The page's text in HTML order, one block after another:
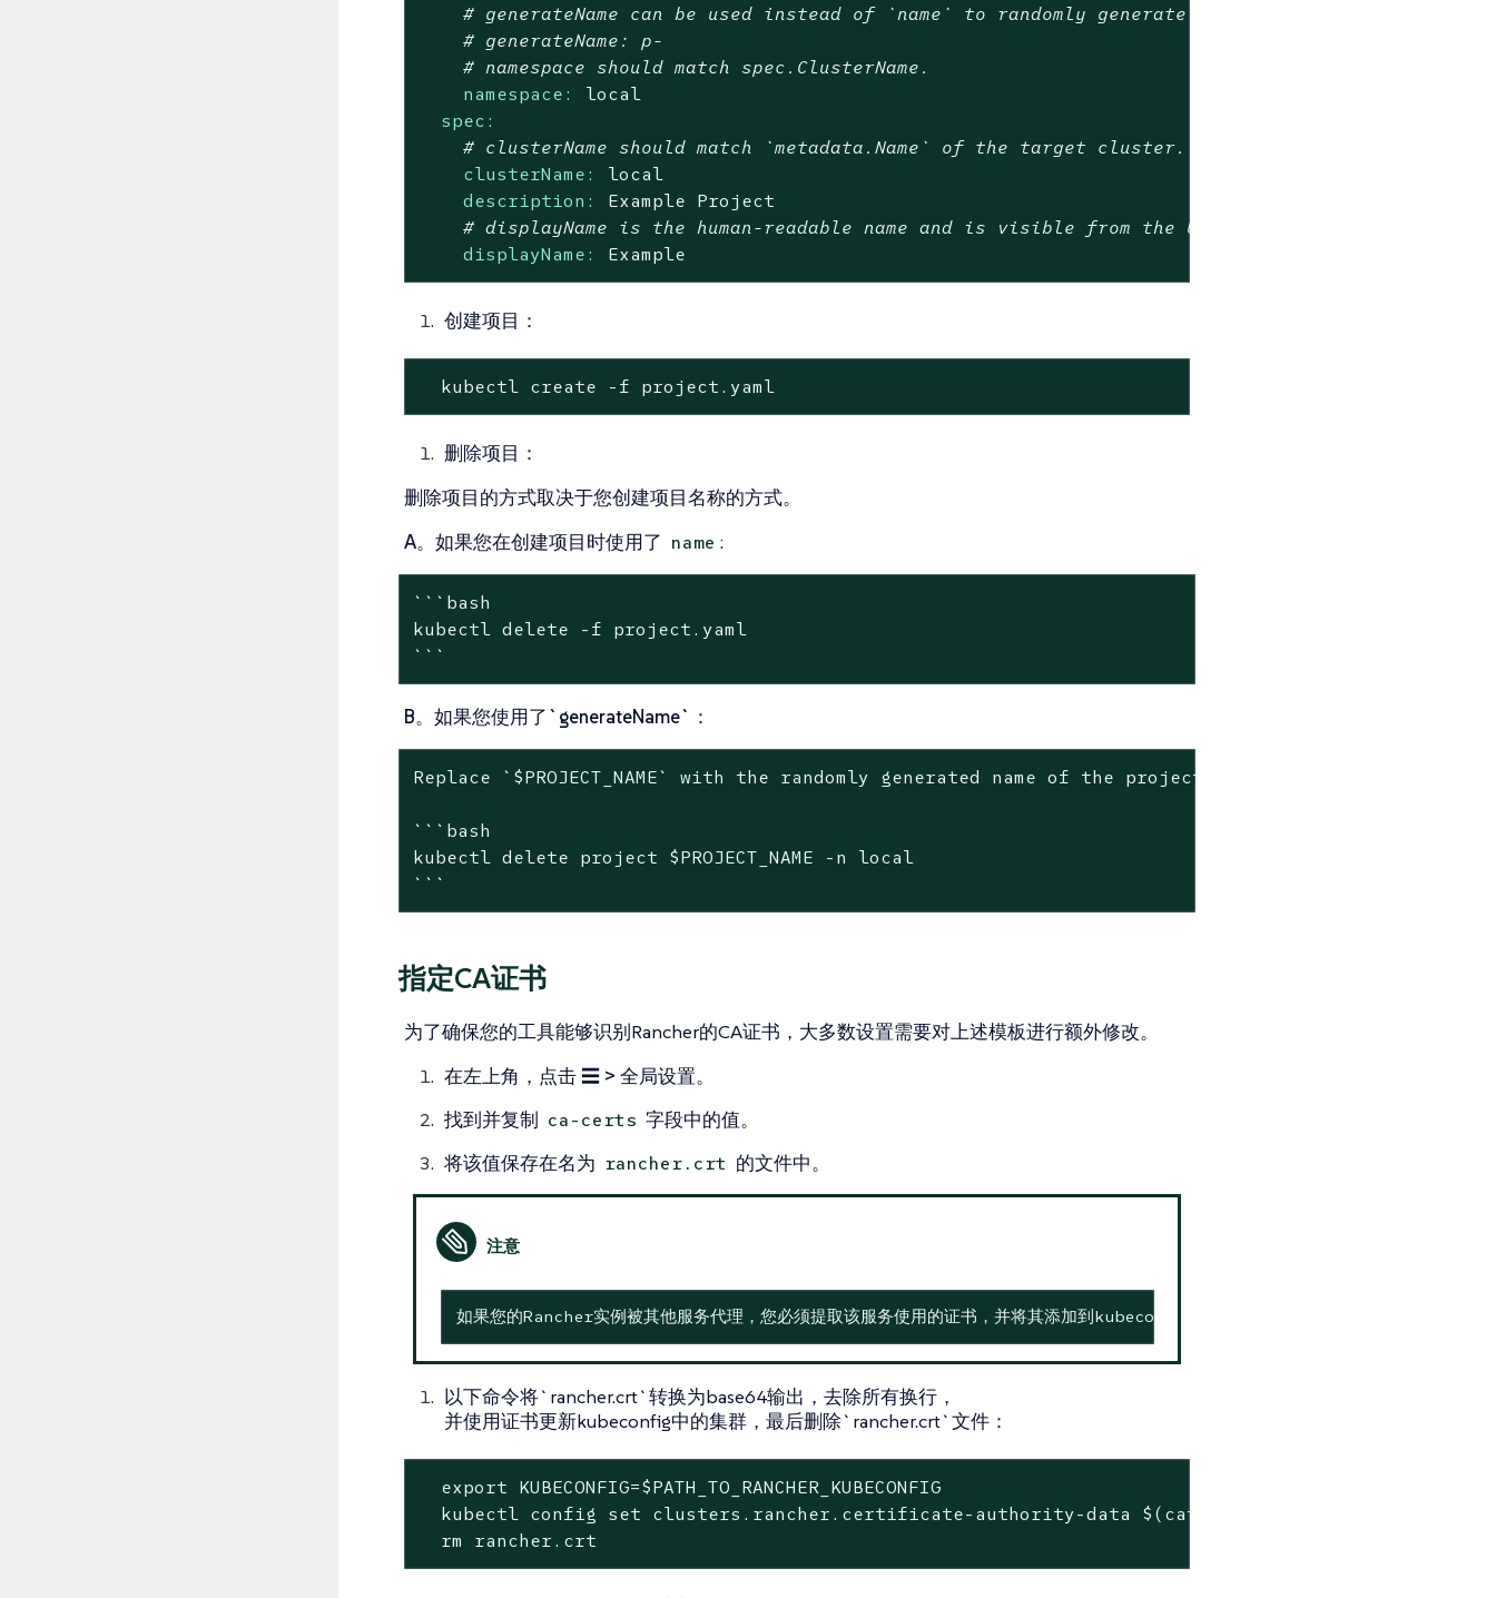
# generateName can be used instead of `name` to randomly generate a name.
# generateName: p-
# namespace should match spec.ClusterName.
namespace:
local
spec:
# clusterName should match `metadata.Name` of the target cluster.
clusterName:
local
description:
Example Project
# displayName is the human-readable name and is visible from the UI.
displayName:
Example
创建项目：
  kubectl create -f project.yaml
删除项目：
删除项目的方式取决于您创建项目名称的方式。
A。如果您在创建项目时使用了 name :
```bash
kubectl delete -f project.yaml
```
B。如果您使用了`generateName` ：
Replace `$PROJECT_NAME` with the randomly generated name of the project displayed by Kubectl
```bash
kubectl delete project $PROJECT_NAME -n local
```
指定CA证书
为了确保您的工具能够识别Rancher的CA证书，大多数设置需要对上述模板进行额外修改。
在左上角，点击 ☰ > 全局设置。
找到并复制 ca-certs 字段中的值。
将该值保存在名为 rancher.crt 的文件中。
如果您的Rancher实例被其他服务代理，您必须提取该服务使用的证书，并将其添加到kubeconfig文件中，如第5步所示。
以下命令将`rancher.crt`转换为base64输出，去除所有换行，
并使用证书更新kubeconfig中的集群，最后删除`rancher.crt`文件：
export KUBECONFIG=$PATH_TO_RANCHER_KUBECONFIG
  kubectl config
set clusters.rancher.certificate-authority-data $(cat rancher.crt | base64
  rm rancher.crt